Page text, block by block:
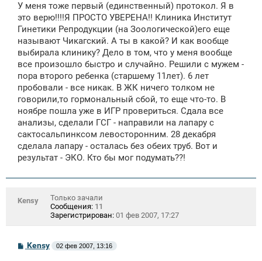
б
щ
н
и
У меня тоже первый (единственный) протокол. Я в
это верю!!!!Я ПРОСТО УВЕРЕНА!! Клиника Институт
Гинетики Репродукции (на Зоологической)его еще
называют Чикагский. А ты в какой? И как вообще
выбирала клинику? Дело в том, что у меня вообще
все произошло быстро и случайно. Решили с мужем -
пора второго ребенка (старшему 11лет). 6 лет
пробовали - все никак. В ЖК ничего толком не
говорили,то гормональный сбой, то еще что-то. В
ноябре пошла уже в ИГР провериться. Сдала все
анализы, сделали ГСГ - направили на лапару с
сактосальпинксом левосторонним. 28 декабря
сделала лапару - осталась без обеих труб. Вот и
результат - ЭКО. Кто бы мог подумать??!
Kensy
Только зачали
Сообщения: 11
Зарегистрирован: 01 фев 2007, 17:27
СKensy 02 фев 2007, 13:16